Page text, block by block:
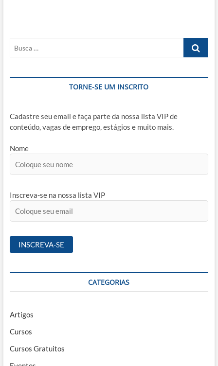
Caminho
Excelência
Busca
TORNE-SE UM INSCRITO
Cadastre seu email e faça parte da nossa lista VIP de
conteúdo, vagas de emprego, estágios e muito mais.
Nome
Inscreva-se na nossa lista VIP
CATEGORIAS
Artigos
Cursos
Cursos Gratuitos